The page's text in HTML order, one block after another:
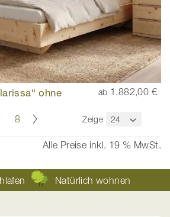
ohne
ab 1.882,00 €
Seite
8 Zeige
Alle Preise inkl. 19 % MwSt.
Natürlich wohnen